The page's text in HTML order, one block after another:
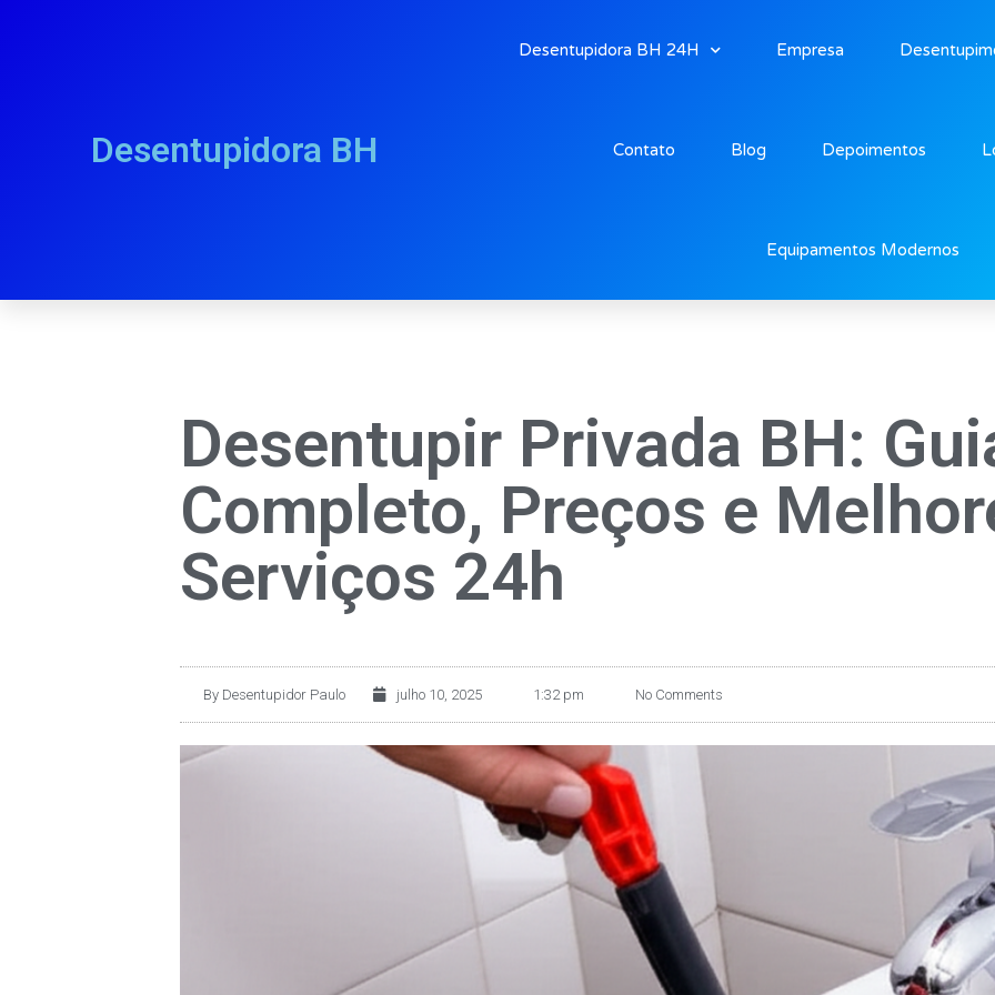
Desentupidora BH
Desentupidora BH 24H Empresa
Contato Blog Depoimentos
Equipamentos Modernos
Desentupir Privada BH:
Completo, Preços e
Serviços 24h
By Desentupidor Paulo julho 10, 2025 1:32 pm No Comments